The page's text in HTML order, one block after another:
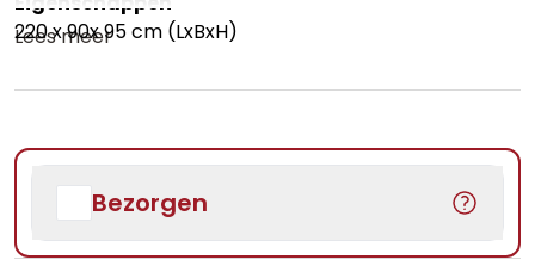
220 x 90x 95 cm (LxBxH)
Lees meer
Bezorgen